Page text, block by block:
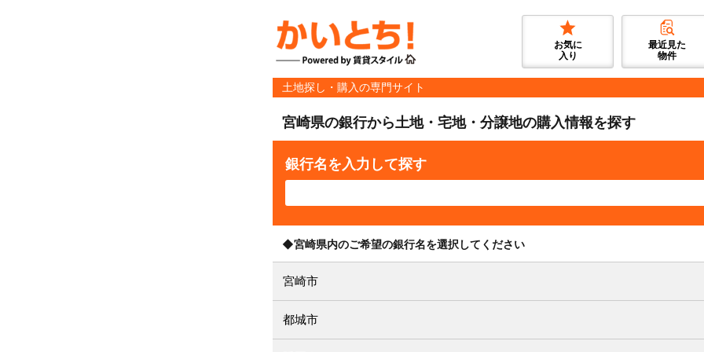
お気に
入り
最近見た
物件
土地探し・購入の専門サイト
宮崎県の銀行から土地・宅地・分譲地の購入情報を探す
銀行名を入力して探す
◆宮崎県内のご希望の銀行名を選択してください
宮崎市
都城市